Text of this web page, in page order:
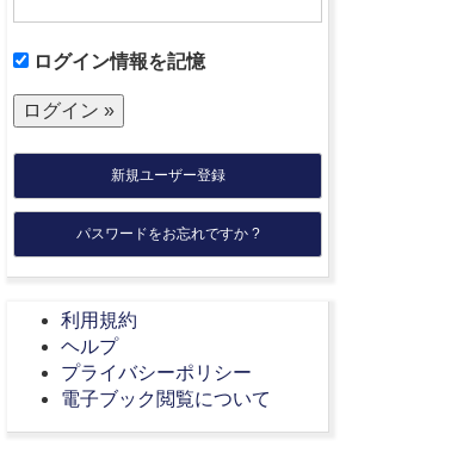
ログイン情報を記憶
新規ユーザー登録
パスワードをお忘れですか ?
利用規約
ヘルプ
プライバシーポリシー
電子ブック閲覧について